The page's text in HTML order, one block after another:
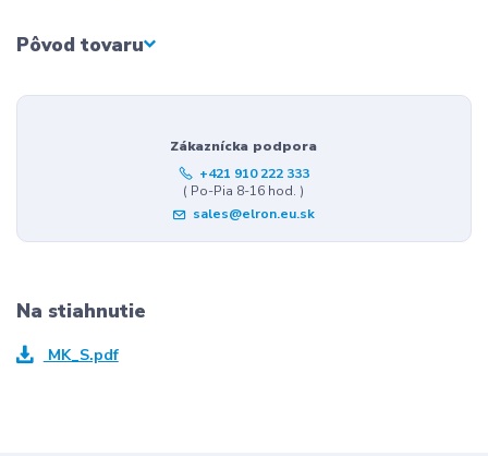
Pôvod tovaru
Zákaznícka podpora
+421 910 222 333
( Po-Pia 8-16 hod. )
sales@elron.eu.sk
Na stiahnutie
MK_S.pdf